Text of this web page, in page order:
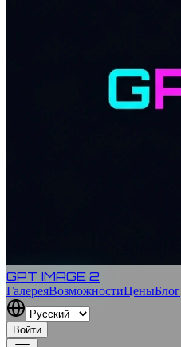
GPT IMAGE 2
ГалереяВозможностиЦеныБлог
Войти